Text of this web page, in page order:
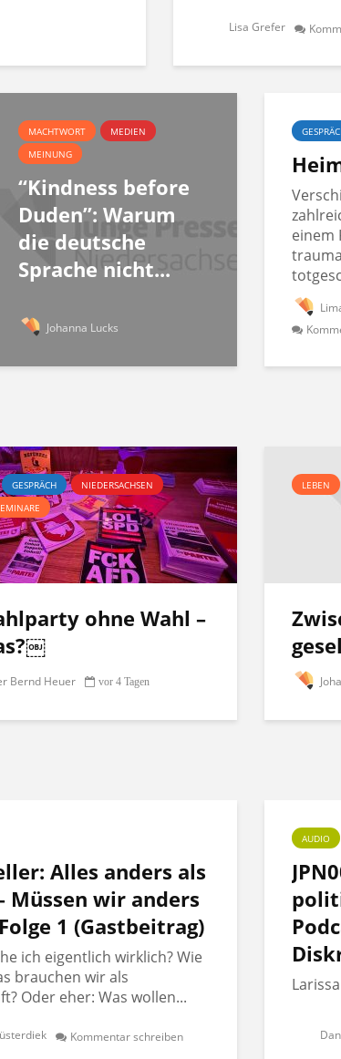
Lisa Grefer
MACHTWORT
MEDIEN
MEINUNG
“Kindness before
Duden”: Warum
die deutsche
Sprache nicht...
Johanna Lucks
einem
GESPRÄCH
NIEDERSACHSEN
ohne Wahl –
Bernd Heuer vor 4 Tagen
LEBEN
Alles anders als
Müssen wir anders
1 (Gastbeitrag)
ich eigentlich wirklich? Wie
brauchen wir als
Oder eher: Was wollen...
Kommentar schreiben
AUDIO